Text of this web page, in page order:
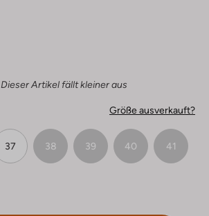
Dieser Artikel fällt kleiner aus
Größe ausverkauft?
37 38 39 40 41